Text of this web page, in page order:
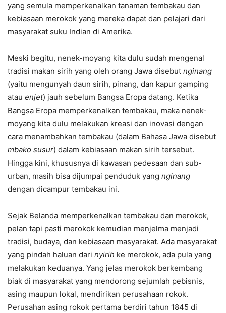
yang semula memperkenalkan tanaman tembakau dan
kebiasaan merokok yang mereka dapat dan pelajari dari
masyarakat suku Indian di Amerika.
Meski begitu, nenek-moyang kita dulu sudah mengenal
tradisi makan sirih yang oleh orang Jawa disebut nginang
(yaitu mengunyah daun sirih, pinang, dan kapur gamping
atau enjet) jauh sebelum Bangsa Eropa datang. Ketika
Bangsa Eropa memperkenalkan tembakau, maka nenek-
moyang kita dulu melakukan kreasi dan inovasi dengan
cara menambahkan tembakau (dalam Bahasa Jawa disebut
mbako susur) dalam kebiasaan makan sirih tersebut.
Hingga kini, khususnya di kawasan pedesaan dan sub-
urban, masih bisa dijumpai penduduk yang nginang
dengan dicampur tembakau ini.
Sejak Belanda memperkenalkan tembakau dan merokok,
pelan tapi pasti merokok kemudian menjelma menjadi
tradisi, budaya, dan kebiasaan masyarakat. Ada masyarakat
yang pindah haluan dari nyirih ke merokok, ada pula yang
melakukan keduanya. Yang jelas merokok berkembang
biak di masyarakat yang mendorong sejumlah pebisnis,
asing maupun lokal, mendirikan perusahaan rokok.
Perusahan asing rokok pertama berdiri tahun 1845 di